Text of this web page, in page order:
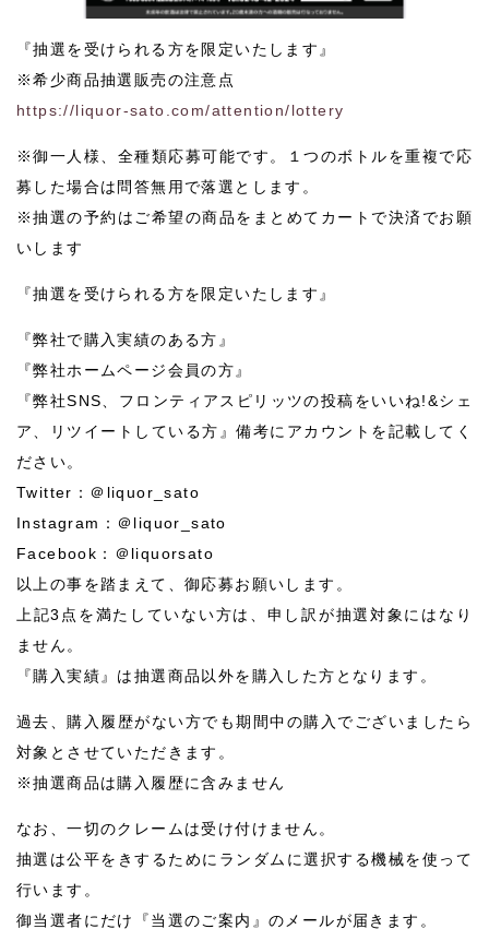
『抽選を受けられる方を限定いたします』
※希少商品抽選販売の注意点
https://liquor-sato.com/attention/lottery
※御一人様、全種類応募可能です。１つのボトルを重複で応
募した場合は問答無用で落選とします。
※抽選の予約はご希望の商品をまとめてカートで決済でお願
いします
『抽選を受けられる方を限定いたします』
『弊社で購入実績のある方』
『弊社ホームページ会員の方』
『弊社SNS、フロンティアスピリッツの投稿をいいね!&シェ
ア、リツイートしている方』備考にアカウントを記載してく
ださい。
Twitter：＠liquor_sato
Instagram：＠liquor_sato
Facebook：＠liquorsato
以上の事を踏まえて、御応募お願いします。
上記3点を満たしていない方は、申し訳が抽選対象にはなり
ません。
『購入実績』は抽選商品以外を購入した方となります。
過去、購入履歴がない方でも期間中の購入でございましたら
対象とさせていただきます。
※抽選商品は購入履歴に含みません
なお、一切のクレームは受け付けません。
抽選は公平をきするためにランダムに選択する機械を使って
行います。
御当選者にだけ『当選のご案内』のメールが届きます。